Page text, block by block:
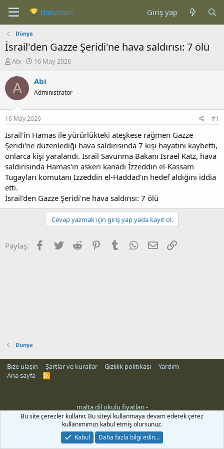
Giriş yap
Dünya
İsrail'den Gazze Şeridi'ne hava saldırısı: 7 ölü
K
n
b
u
u
b
a
l
a
t
a
n
Abi
B
ş
a
g
ı
ç
a
r
i
h
16 May 2026
A Abi
Administrator
16 May 2026 #1
İsrail'in Hamas ile yürürlükteki ateşkese rağmen Gazze
Şeridi'ne düzenlediği hava saldırısında 7 kişi hayatını kaybetti,
onlarca kişi yaralandı. İsrail Savunma Bakanı Israel Katz, hava
saldırısında Hamas'ın askeri kanadı İzzeddin el-Kassam
Tugayları komutanı İzzeddin el-Haddad'ın hedef aldığını iddia
etti.
İsrail'den Gazze Şeridi'ne hava saldırısı: 7 ölü
Cevap yazmak için giriş yap yada kayıt ol.
Paylaş: Facebook
Twitter Reddit PinterestTumblr WhatsApp
E-posta
Dünya
Bize ulaşın Şartlar ve kurallar Gizlilik politikası
Yardım
Ana sayfa
R
malta dil okulu fiyatları-
Bu site çerezler kullanır. Bu siteyi kullanmaya devam ederek çerez
kullanımımızı kabul etmiş olursunuz.
Kabul
Daha fazla bilgi edin…